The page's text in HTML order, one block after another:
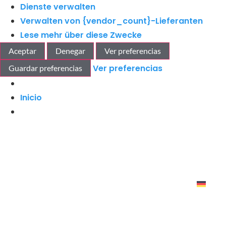
Dienste verwalten
Verwalten von {vendor_count}-Lieferanten
Lese mehr über diese Zwecke
Aceptar Denegar
Ver preferencias
Guardar preferencias
Ver preferencias
Inicio